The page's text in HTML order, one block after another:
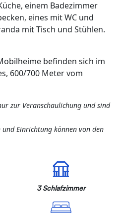
einem Badezimmer
eines mit WC und
mit Tisch und Stühlen.
befinden sich im
600/700 Meter vom
zur Veranschaulichung und sind
Einrichtung können von den
3 Schlafzimmer